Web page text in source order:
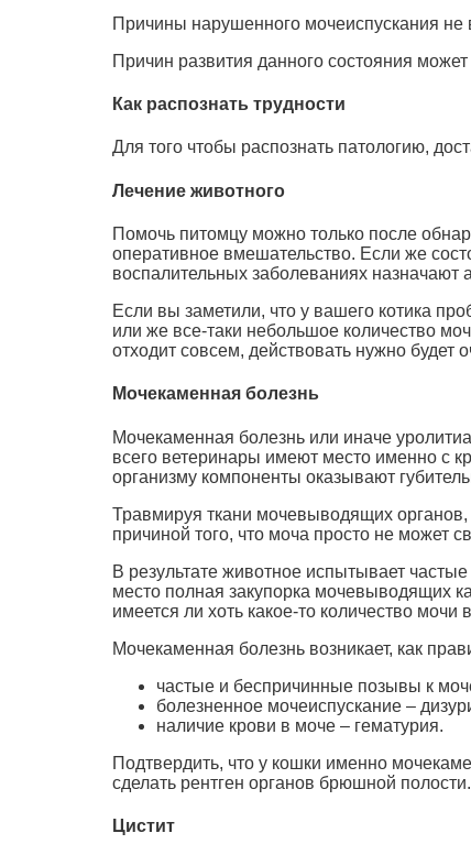
Причины нарушенного мочеиспускания не
Причин развития данного состояния может
Как распознать трудности
Для того чтобы распознать патологию,
Лечение животного
Помочь питомцу можно только после
оперативное вмешательство. Если же
воспалительных заболеваниях назначают
Если вы заметили, что у вашего котика
или же все-таки небольшое количество
отходит совсем, действовать нужно будет
Мочекаменная болезнь
Мочекаменная болезнь или иначе
всего ветеринары имеют место именно с
организму компоненты оказывают
Травмируя ткани мочевыводящих органов,
причиной того, что моча просто не может
В результате животное испытывает
место полная закупорка мочевыводящих
имеется ли хоть какое-то количество
Мочекаменная болезнь возникает, как
частые и беспричинные позывы к
болезненное мочеиспускание –
наличие крови в моче – гематурия.
Подтвердить, что у кошки именно
сделать рентген органов брюшной полости.
Цистит